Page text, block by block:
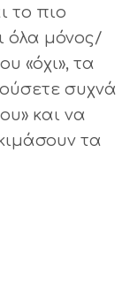
το πιο
όλα μόνος/
«όχι», τα
συχνά
και να
τα